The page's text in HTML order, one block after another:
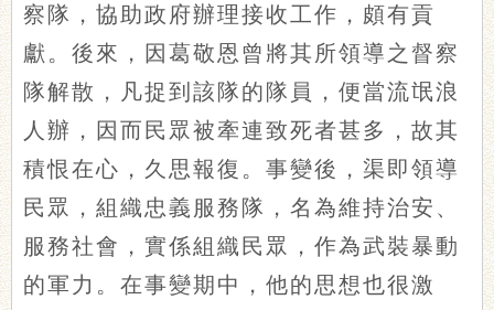
察隊，協助政府辦理接收工作，頗有貢
獻。後來，因葛敬恩曾將其所領導之督察
隊解散，凡捉到該隊的隊員，便當流氓浪
人辦，因而民眾被牽連致死者甚多，故其
積恨在心，久思報復。事變後，渠即領導
民眾，組織忠義服務隊，名為維持治安、
服務社會，實係組織民眾，作為武裝暴動
的軍力。在事變期中，他的思想也很激